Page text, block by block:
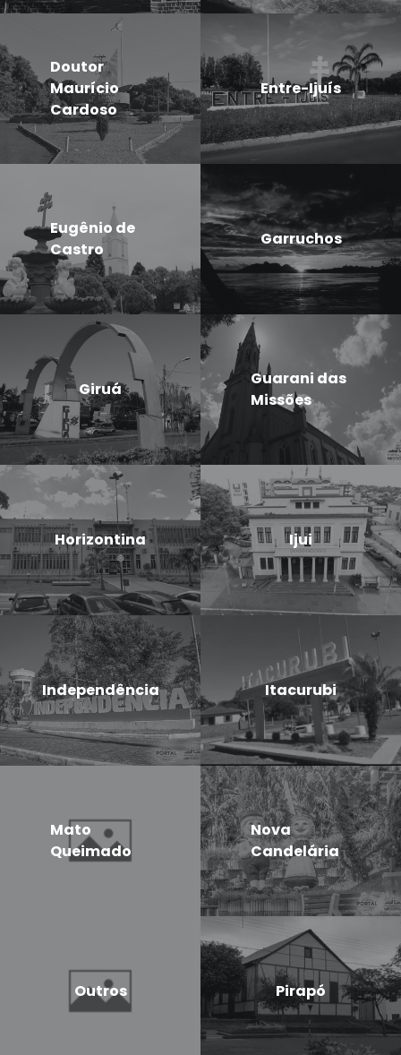
Doutor
Maurício
Cardoso
Entre-Ijuís
Eugênio de
Castro
Garruchos
Giruá
Guarani das
Missões
Horizontina Ijui
Independência Itacurubi
Mato
Queimado
Nova
Candelária
Outros Pirapó